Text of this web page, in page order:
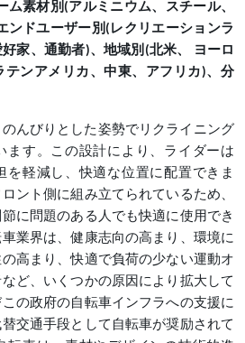
ム素材別(アルミニウム、スチール、
ンドユーザー別(レクリエーションラ
家、通勤者)、地域別(北米、 ヨーロ
テンアメリカ、中東、アフリカ)、分
んびりとした姿勢でリクライニング
ます。この設計により、ライダーは
を軽減し、快適な位置に配置できま
ント側に組み立てられているため、
に問題のある人でも快適に使用でき
業界は、健康志向の高まり、環境に
高まり、快適で負荷の少ない運動オ
ど、いくつかの原因により拡大して
の政府の自転車インフラへの支援に
交通手段として自転車が奨励されて